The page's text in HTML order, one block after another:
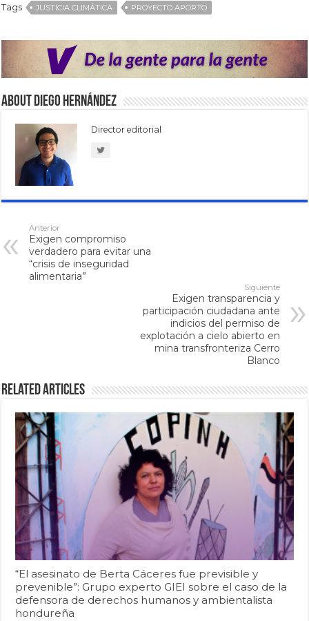
Tags JUSTICIA CLIMÁTICA PROYECTO APORTO
About Diego Hernández
Director editorial
Anterior
Exigen compromiso
verdadero para evitar una
“crisis de inseguridad
alimentaria”
Siguiente
Exigen transparencia y
participación ciudadana ante
indicios del permiso de
explotación a cielo abierto en
mina transfronteriza Cerro
Blanco
Related Articles
“El asesinato de Berta Cáceres fue previsible y
prevenible”: Grupo experto GIEI sobre el caso de la
defensora de derechos humanos y ambientalista
hondureña